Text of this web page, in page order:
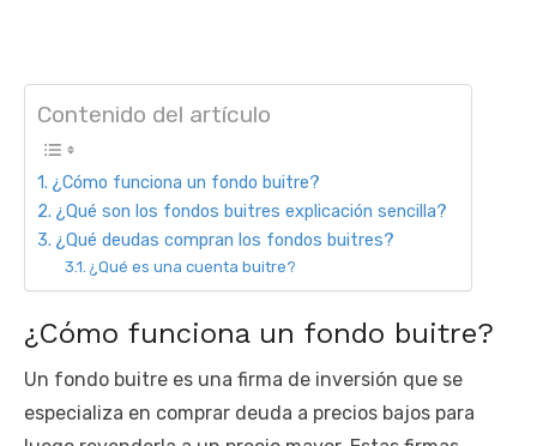
Contenido del artículo
¿Cómo funciona un fondo buitre?
¿Qué son los fondos buitres explicación sencilla?
¿Qué deudas compran los fondos buitres?
¿Qué es una cuenta buitre?
¿Cómo funciona un fondo buitre?
Un fondo buitre es una firma de inversión que se
especializa en comprar deuda a precios bajos para